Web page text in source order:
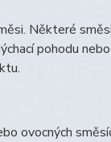
Některé
pohodu
ovocných